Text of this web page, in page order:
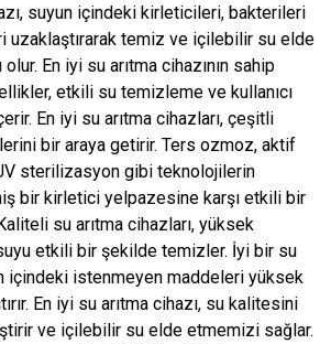
suyun içindeki kirleticileri, bakterileri
uzaklaştırarak temiz ve içilebilir su elde
En iyi su arıtma cihazının sahip
etkili su temizleme ve kullanıcı
En iyi su arıtma cihazları, çeşitli
bir araya getirir. Ters ozmoz, aktif
sterilizasyon gibi teknolojilerin
bir kirletici yelpazesine karşı etkili bir
su arıtma cihazları, yüksek
etkili bir şekilde temizler. İyi bir su
içindeki istenmeyen maddeleri yüksek
En iyi su arıtma cihazı, su kalitesini
ve içilebilir su elde etmemizi sağlar.